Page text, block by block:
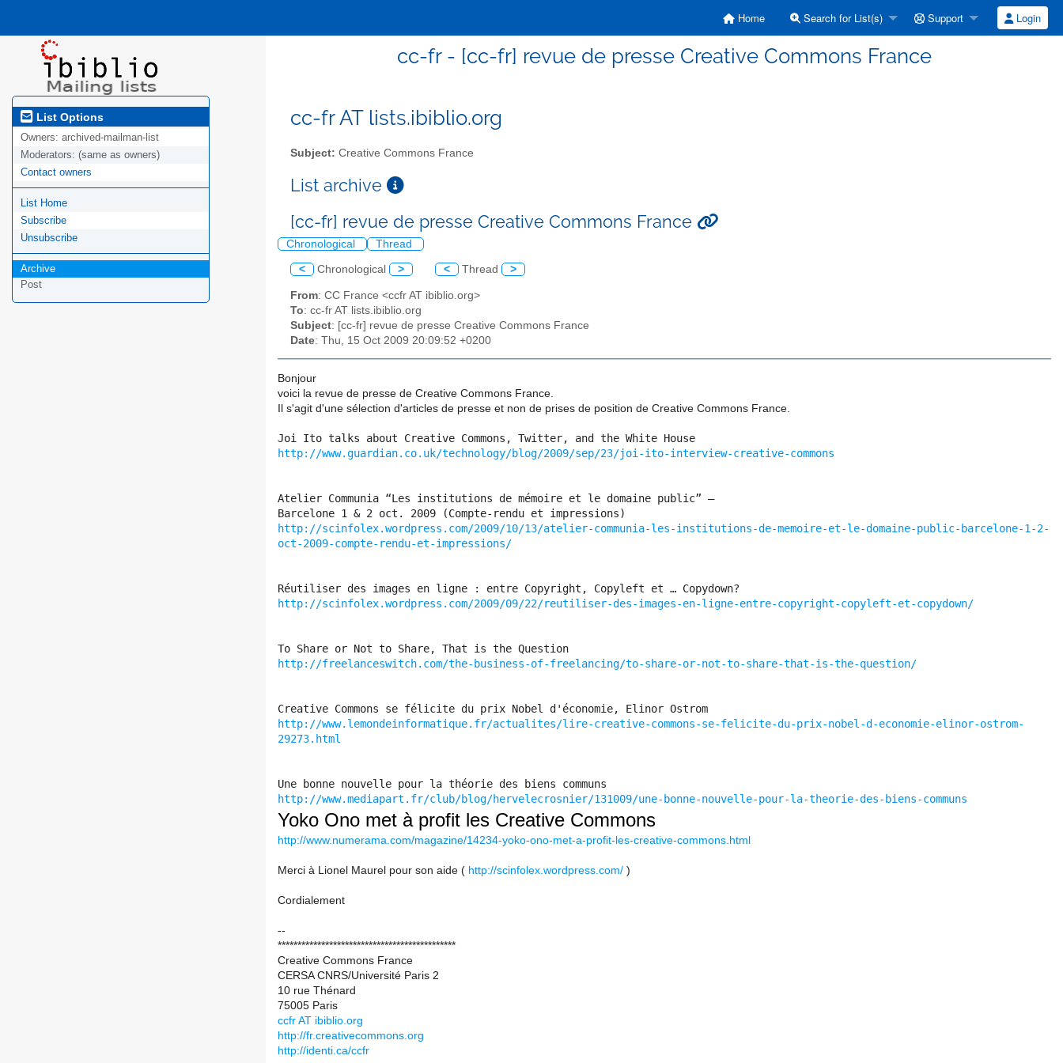
Home Search for List(s) Support Login
cc-fr - [cc-fr] revue de presse Creative Commons France
List Options
Owners: archived-mailman-list
Moderators: (same as owners)
Contact owners
List Home
Subscribe
Unsubscribe
Archive
Post
cc-fr AT lists.ibiblio.org
Subject: Creative Commons France
List archive
[cc-fr] revue de presse Creative Commons France
Chronological Thread
< Chronological > < Thread >
From: CC France <ccfr AT ibiblio.org>
To: cc-fr AT lists.ibiblio.org
Subject: [cc-fr] revue de presse Creative Commons France
Date: Thu, 15 Oct 2009 20:09:52 +0200
Bonjour
voici la revue de presse de Creative Commons France.
Il s'agit d'une sélection d'articles de presse et non de prises de position de Creative Commons France.
Joi Ito talks about Creative Commons, Twitter, and the White House
http://www.guardian.co.uk/technology/blog/2009/sep/23/joi-ito-interview-creative-commons
Atelier Communia “Les institutions de mémoire et le domaine public” –
Barcelone 1 & 2 oct. 2009 (Compte-rendu et impressions)
http://scinfolex.wordpress.com/2009/10/13/atelier-communia-les-institutions-de-memoire-et-le-domaine-public-barcelone-1-2-
oct-2009-compte-rendu-et-impressions/
Réutiliser des images en ligne : entre Copyright, Copyleft et … Copydown?
http://scinfolex.wordpress.com/2009/09/22/reutiliser-des-images-en-ligne-entre-copyright-copyleft-et-copydown/
To Share or Not to Share, That is the Question
http://freelanceswitch.com/the-business-of-freelancing/to-share-or-not-to-share-that-is-the-question/
Creative Commons se félicite du prix Nobel d'économie, Elinor Ostrom
http://www.lemondeinformatique.fr/actualites/lire-creative-commons-se-felicite-du-prix-nobel-d-economie-elinor-ostrom-
29273.html
Une bonne nouvelle pour la théorie des biens communs
http://www.mediapart.fr/club/blog/hervelecrosnier/131009/une-bonne-nouvelle-pour-la-theorie-des-biens-communs
Yoko Ono met à profit les Creative Commons
http://www.numerama.com/magazine/14234-yoko-ono-met-a-profit-les-creative-commons.html
Merci à Lionel Maurel pour son aide ( http://scinfolex.wordpress.com/ )
Cordialement
--
*********************************************
Creative Commons France
CERSA CNRS/Université Paris 2
10 rue Thénard
75005 Paris
ccfr AT ibiblio.org
http://fr.creativecommons.org
http://identi.ca/ccfr